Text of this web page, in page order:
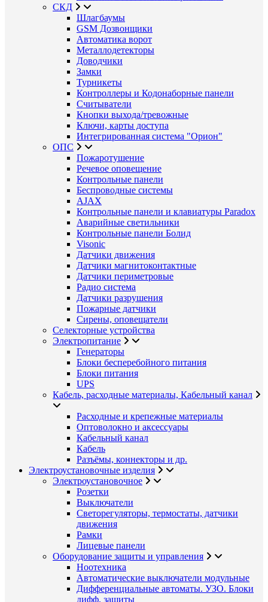
СКД
Шлагбаумы
GSM Дозвонщики
Автоматика ворот
Металлодетекторы
Доводчики
Замки
Турникеты
Контроллеры и Кодонаборные панели
Считыватели
Кнопки выхода/тревожные
Ключи, карты доступа
Интегрированная система "Орион"
ОПС
Пожаротушение
Речевое оповещение
Контрольные панели
Беспроводные системы
AJAX
Контрольные панели и клавиатуры Paradox
Аварийные светильники
Контрольные панели Болид
Visonic
Датчики движения
Датчики магнитоконтактные
Датчики периметровые
Радио система
Датчики разрушения
Пожарные датчики
Сирены, оповещатели
Селекторные устройства
Электропитание
Генераторы
Блоки бесперебойного питания
Блоки питания
UPS
Кабель, расходные материалы, Кабельный канал
Расходные и крепежные материалы
Оптоволокно и аксессуары
Кабельный канал
Кабель
Разъёмы, коннекторы и др.
Электроустановочные изделия
Электроустановочное
Розетки
Выключатели
Светорегуляторы, термостаты, датчики
движения
Рамки
Лицевые панели
Оборудование защиты и управления
Ноотехника
Автоматические выключатели модульные
Дифференциальные автоматы. УЗО. Блоки
дифф. защиты